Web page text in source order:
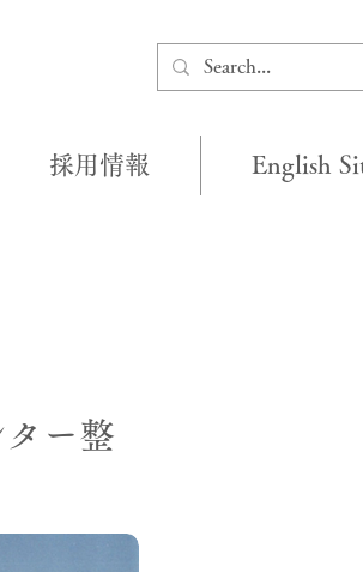
採用情報 English
ー整